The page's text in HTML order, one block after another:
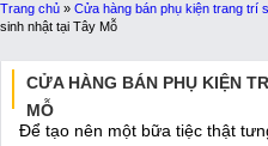
Trang chủ » Cửa hàng bán phụ kiện trang trí
sinh nhật tại Tây Mỗ
CỬA HÀNG BÁN PHỤ KIỆN
MỖ
Để tạo nên một bữa tiệc thật